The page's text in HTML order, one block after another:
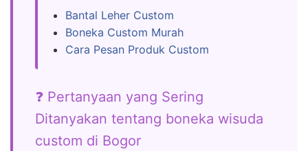
Bantal Leher Custom
Boneka Custom Murah
Cara Pesan Produk Custom
❓ Pertanyaan yang Sering
Ditanyakan tentang boneka wisuda
custom di Bogor